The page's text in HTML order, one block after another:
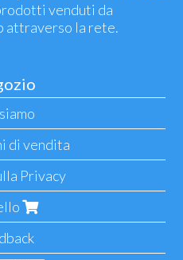
venduti da
attraverso la rete.
di vendita
Privacy